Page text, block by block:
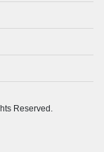
Reserved.